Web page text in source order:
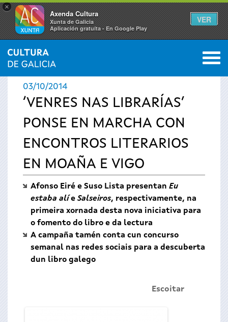
×
Axenda Cultura
Xunta de Galicia
Aplicación gratuíta - En Google Play
VER
Vostede
está
aquí
INICIO › ACTUALIDADE 0
03/10/2014
‘VENRES NAS LIBRARÍAS’
PONSE EN MARCHA CON
ENCONTROS LITERARIOS
EN MOAÑA E VIGO
Afonso Eiré e Suso Lista presentan Eu
estaba alíe Salseiros, respectivamente, na
primeira xornada desta nova iniciativa para
o fomento do libro e da lectura
A campaña tamén conta cun concurso
semanal nas redes sociais para a descuberta
dun libro galego
Escoitar